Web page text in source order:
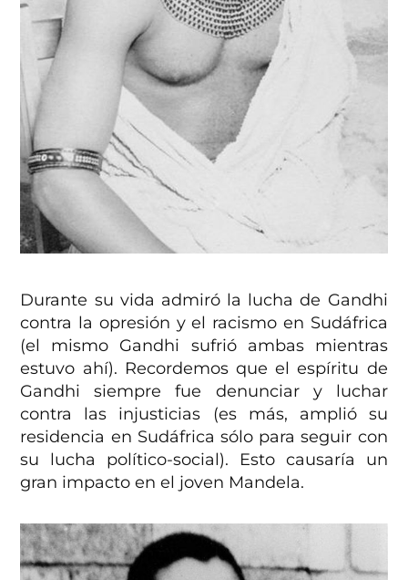
Durante su vida admiró la lucha de Gandhi
contra la opresión y el racismo en Sudáfrica
(el mismo Gandhi sufrió ambas mientras
estuvo ahí). Recordemos que el espíritu de
Gandhi siempre fue denunciar y luchar
contra las injusticias (es más, amplió su
residencia en Sudáfrica sólo para seguir con
su lucha político-social). Esto causaría un
gran impacto en el joven Mandela.